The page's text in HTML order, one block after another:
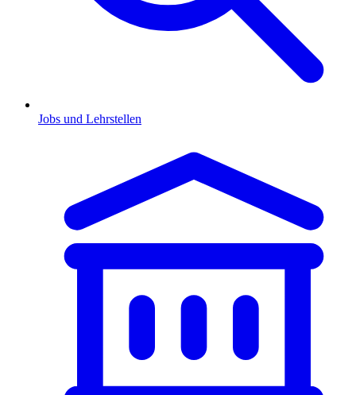
Jobs und Lehrstellen